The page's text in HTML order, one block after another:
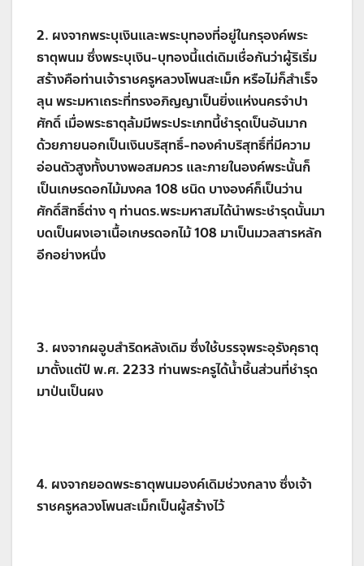
2. ผงจากพระบุเงินและพระบุทองที่อยู่ในกรุองค์พระ
ธาตุพนม ซึ่งพระบุเงิน-บุทองนี้แต่เดิมเชื่อกันว่าผู้ริเริ่ม
สร้างคือท่านเจ้าราชครูหลวงโพนสะเม็ก หรือไม่ก็สำเร็จ
ลุน พระมหาเถระที่ทรงอภิญญาเป็นยิ่งแห่งนครจำปา
ศักดิ์ เมื่อพระธาตุล้มมีพระประเภทนี้ชำรุดเป็นอันมาก
ด้วยภายนอกเป็นเงินบริสุทธิ์-ทองคำบริสุทธิ์ที่มีความ
อ่อนตัวสูงทั้งบางพอสมควร และภายในองค์พระนั้นก็
เป็นเกษรดอกไม้มงคล 108 ชนิด บางองค์ก็เป็นว่าน
ศักดิ์สิทธิ์ต่าง ๆ ท่านดร.พระมหาสมได้นำพระชำรุดนั้นมา
บดเป็นผงเอาเนื้อเกษรดอกไม้ 108 มาเป็นมวลสารหลัก
อีกอย่างหนึ่ง
3. ผงจากผอูบสำริดหลังเดิม ซึ่งใช้บรรจุพระอุรังคุธาตุ
มาตั้งแต่ปี พ.ศ. 2233 ท่านพระครูได้น้ำชิ้นส่วนที่ชำรุด
มาป่นเป็นผง
4. ผงจากยอดพระธาตุพนมองค์เดิมช่วงกลาง ซึ่งเจ้า
ราชครูหลวงโพนสะเม็กเป็นผู้สร้างไว้